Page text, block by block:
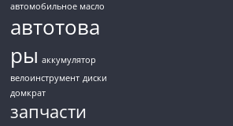
автомобильное масло
автотова
ры аккумулятор
велоинструмент диски
домкрат
запчасти